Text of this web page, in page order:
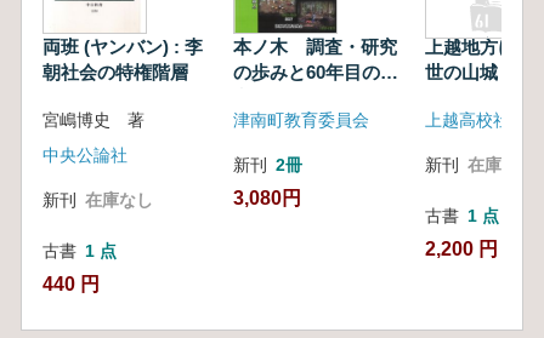
両班 (ヤンバン) : 李
朝社会の特権階層
宮嶋博史 著
中央公論社
新刊 在庫なし
古書 1 点
440 円
本ノ木 調査・研究
の歩みと60年目の視
津南町教育委員会
新刊 2冊
3,080円
上越地方にお
世の山城
新刊 在庫なし
古書 1 点
2,200 円